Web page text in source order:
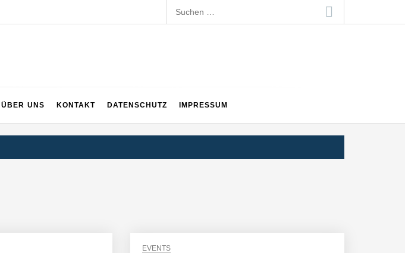
Suchen
nach:
ÜBER UNS KONTAKT DATENSCHUTZ IMPRESSUM
EVENTS